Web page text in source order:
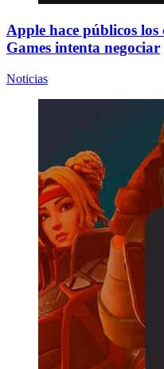
Apple hace públicos los
Games intenta negociar
Noticias